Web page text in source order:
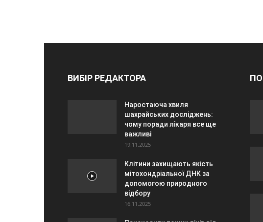
ВИБІР РЕДАКТОРА
Наростаюча хвиля
шахрайських досліджень:
чому поради лікаря все ще
важливі
19.11.2025
Клітини захищають якість
мітохондріальної ДНК за
допомогою природного
відбору
16.11.2025